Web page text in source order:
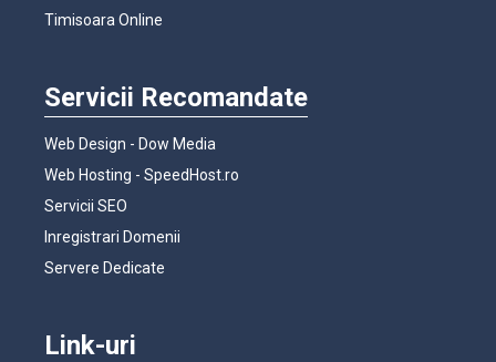
Timisoara Online
Servicii Recomandate
Web Design - Dow Media
Web Hosting - SpeedHost.ro
Servicii SEO
Inregistrari Domenii
Servere Dedicate
Link-uri